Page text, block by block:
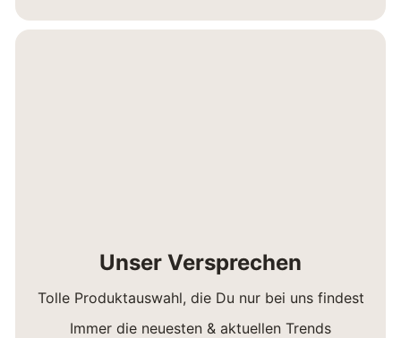
Unser Versprechen
Tolle Produktauswahl, die Du nur bei uns findest
Immer die neuesten & aktuellen Trends